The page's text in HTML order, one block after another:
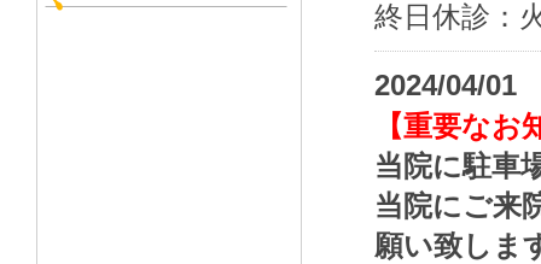
終日休診：
2024/04/01
【重要なお
当院に駐車
当院にご来
願い致しま